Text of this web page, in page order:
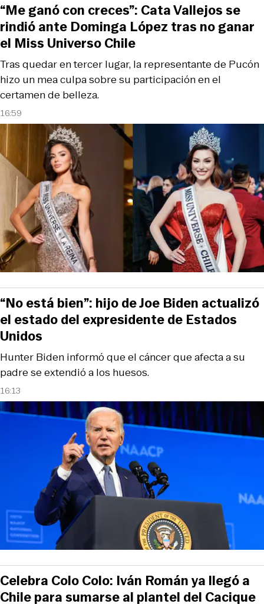
16:59
Tras quedar en tercer lugar, la representante de Pucón
hizo un mea culpa sobre su participación en el
certamen de belleza.
“Me ganó con creces”: Cata Vallejos se
rindió ante Dominga López tras no ganar
el Miss Universo Chile
16:13
Hunter Biden informó que el cáncer que afecta a su
padre se extendió a los huesos.
“No está bien”: hijo de Joe Biden actualizó
el estado del expresidente de Estados
Unidos
Celebra Colo Colo: Iván Román ya llegó a
Chile para sumarse al plantel del Cacique